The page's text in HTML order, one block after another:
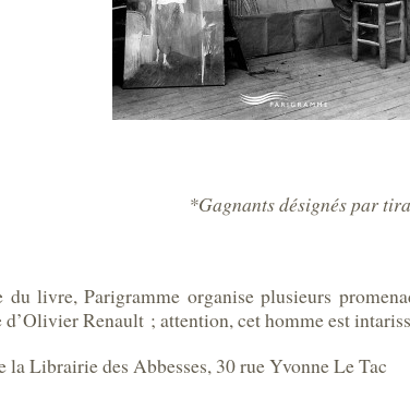
*Gagnants désignés par
livre, Parigramme organise plusieurs
d’Olivier Renault ; attention, cet homme est
la Librairie des Abbesses, 30 rue Yvonne Le Tac